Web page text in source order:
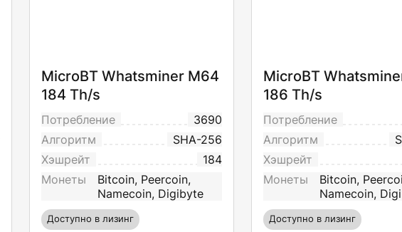
MicroBT Whatsminer M64
184 Th/s
Потребление
3690
Алгоритм
SHA-256
Хэшрейт
184
Монеты
Bitcoin, Peercoin,
Namecoin, Digibyte
Доступно в лизинг
MicroBT
186 Th/s
Потребление
Алгоритм
Хэшрейт
Монеты
Bitcoin,
Namecoin,
Доступно в лизинг